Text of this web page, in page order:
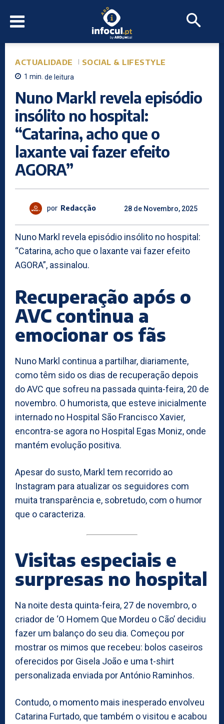
ACTUALIDADE SOCIAL & LIFESTYLE
1 min. de leitura
Nuno Markl revela episódio
insólito no hospital:
“Catarina, acho que o
laxante vai fazer efeito
AGORA”
por Redacção 28 de Novembro, 2025
Nuno Markl revela episódio insólito no hospital:
“Catarina, acho que o laxante vai fazer efeito
AGORA”, assinalou.
Recuperação após o
AVC continua a
emocionar os fãs
Nuno Markl continua a partilhar, diariamente,
como têm sido os dias de recuperação depois
do AVC que sofreu na passada quinta-feira, 20 de
novembro. O humorista, que esteve inicialmente
internado no Hospital São Francisco Xavier,
encontra-se agora no Hospital Egas Moniz, onde
mantém evolução positiva.
Apesar do susto, Markl tem recorrido ao
Instagram para atualizar os seguidores com
muita transparência e, sobretudo, com o humor
que o caracteriza.
Visitas especiais e
surpresas no hospital
Na noite desta quinta-feira, 27 de novembro, o
criador de ‘O Homem Que Mordeu o Cão’ decidiu
fazer um balanço do seu dia. Começou por
mostrar os mimos que recebeu: bolos caseiros
oferecidos por Gisela João e uma t-shirt
personalizada enviada por António Raminhos.
Contudo, o momento mais inesperado envolveu
Catarina Furtado, que também o visitou e acabou